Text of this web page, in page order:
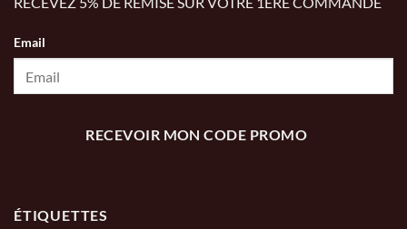
Email
RECEVOIR MON CODE PROMO
ÉTIQUETTES